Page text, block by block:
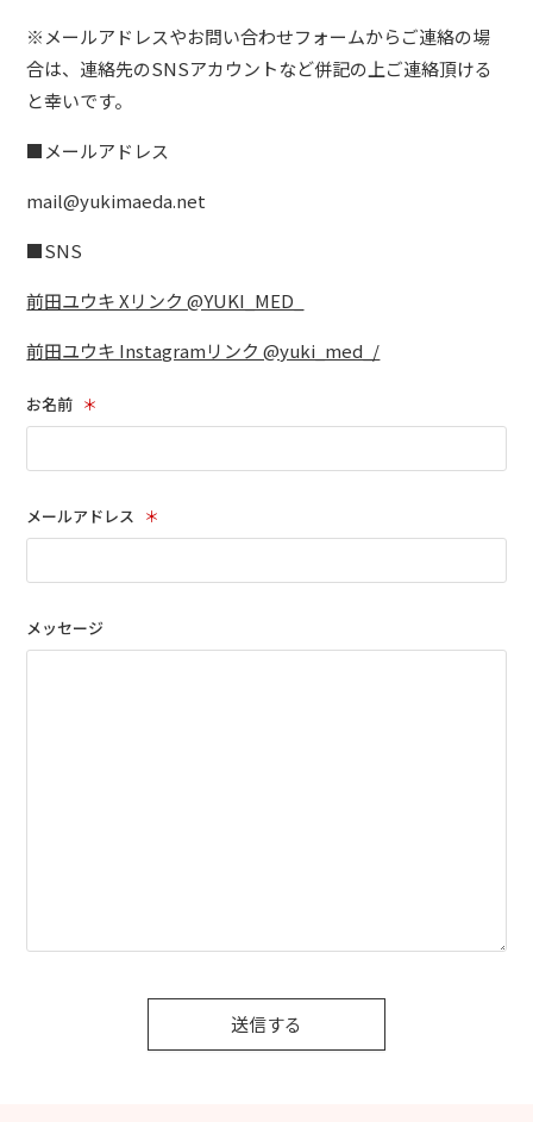
※メールアドレスやお問い合わせフォームからご連絡の場
合は、連絡先のSNSアカウントなど併記の上ご連絡頂ける
と幸いです。
■メールアドレス
mail@yukimaeda.net
■SNS
前田ユウキ Xリンク @YUKI_MED_
前田ユウキ Instagramリンク @yuki_med_/
お名前 ＊
メールアドレス ＊
メッセージ